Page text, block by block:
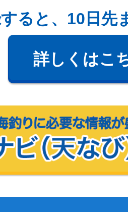
ると、10日先
詳しくはこ